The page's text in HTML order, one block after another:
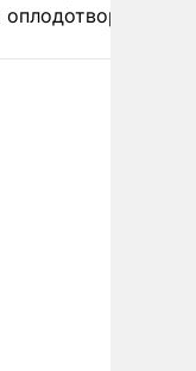
оплодотворении